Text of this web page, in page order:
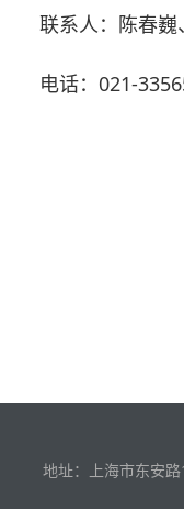
联系人：陈春巍
电话：021-
地址：上海市东安